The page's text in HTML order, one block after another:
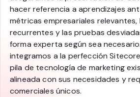
hacer referencia a aprendizajes
métricas empresariales
recurrentes y las pruebas
forma experta según sea
integramos a la perfección
pila de tecnología de marketing
alineada con sus necesidades y
comerciales únicos.